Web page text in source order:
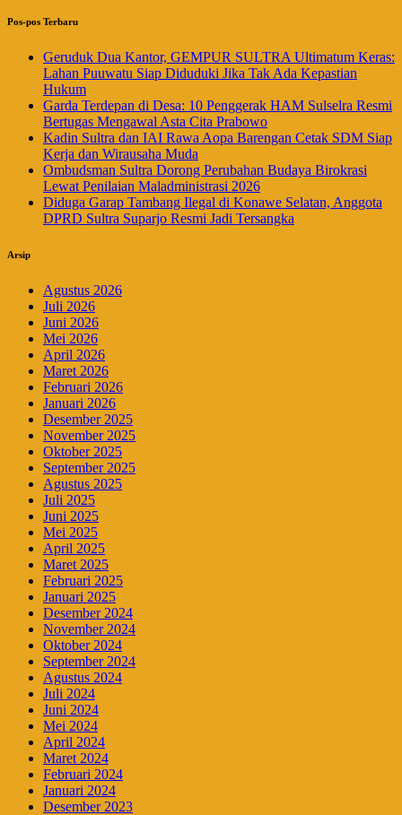
Pos-pos Terbaru
Geruduk Dua Kantor, GEMPUR SULTRA Ultimatum Keras:
Lahan Puuwatu Siap Diduduki Jika Tak Ada Kepastian
Hukum
Garda Terdepan di Desa: 10 Penggerak HAM Sulselra Resmi
Bertugas Mengawal Asta Cita Prabowo
Kadin Sultra dan IAI Rawa Aopa Barengan Cetak SDM Siap
Kerja dan Wirausaha Muda
Ombudsman Sultra Dorong Perubahan Budaya Birokrasi
Lewat Penilaian Maladministrasi 2026
Diduga Garap Tambang Ilegal di Konawe Selatan, Anggota
DPRD Sultra Suparjo Resmi Jadi Tersangka
Arsip
Agustus 2026
Juli 2026
Juni 2026
Mei 2026
April 2026
Maret 2026
Februari 2026
Januari 2026
Desember 2025
November 2025
Oktober 2025
September 2025
Agustus 2025
Juli 2025
Juni 2025
Mei 2025
April 2025
Maret 2025
Februari 2025
Januari 2025
Desember 2024
November 2024
Oktober 2024
September 2024
Agustus 2024
Juli 2024
Juni 2024
Mei 2024
April 2024
Maret 2024
Februari 2024
Januari 2024
Desember 2023